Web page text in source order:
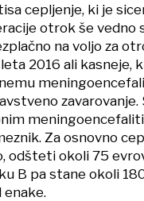
cepljenje, ki je
otrok še vedno
na voljo za
2016 ali kasneje,
Za osnovno
odšteti okoli 75
B pa stane okoli
enake.